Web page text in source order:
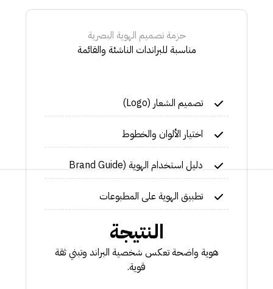
حزمة تصميم الهوية البصرية
مناسبة للبراندات الناشئة والقائمة
تصميم الشعار (Logo)
اختيار الألوان والخطوط
دليل استخدام الهوية (Brand Guide
تطبيق الهوية على المطبوعات
النتيجة
هوية واضحة تعكس شخصية البراند وتبني ثقة
قوية.